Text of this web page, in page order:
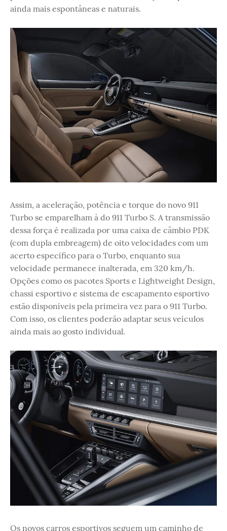
ainda mais espontâneas e naturais.
Assim, a aceleração, potência e torque do novo 911
Turbo se emparelham à do 911 Turbo S. A transmissão
dessa força é realizada por uma caixa de câmbio PDK
(com dupla embreagem) de oito velocidades com um
acerto específico para o Turbo, enquanto sua
velocidade permanece inalterada, em 320 km/h.
Opções como os pacotes Sports e Lightweight Design,
chassi esportivo e sistema de escapamento esportivo
estão disponíveis pela primeira vez para o 911 Turbo.
Com isso, os clientes poderão adaptar seus veículos
ainda mais ao gosto individual.
Os novos carros esportivos seguem um caminho de